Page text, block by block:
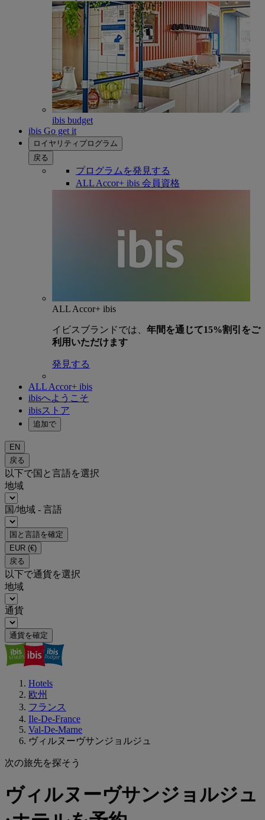
ibis budget
ibis Go get it
ロイヤリティプログラム
戻る
プログラムを発見する
ALL Accor+ ibis 会員資格
ALL Accor+ ibis
イビスブランドでは、 年間を通じて15%割引をご
利用いただけます
発見する
ALL Accor+ ibis
ibisへようこそ
ibisストア
追加で
EN
戻る
以下で国と言語を選択
地域
国/地域 - 言語
国と言語を確定
EUR (€)
戻る
以下で通貨を選択
地域
通貨
通貨を確定
Hotels
欧州
フランス
Ile-De-France
Val-De-Marne
ヴィルヌーヴサンジョルジュ
次の旅先を探そう
ヴィルヌーヴサンジョルジュ